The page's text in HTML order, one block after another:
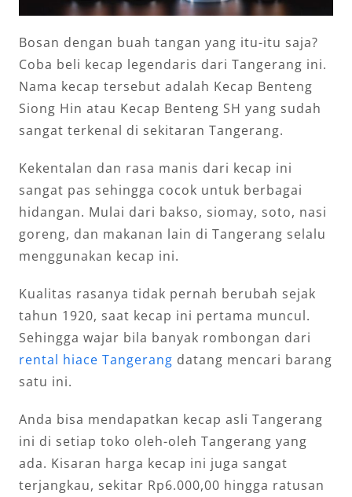
Bosan dengan buah tangan yang itu-itu saja?
Coba beli kecap legendaris dari Tangerang ini.
Nama kecap tersebut adalah Kecap Benteng
Siong Hin atau Kecap Benteng SH yang sudah
sangat terkenal di sekitaran Tangerang.
Kekentalan dan rasa manis dari kecap ini
sangat pas sehingga cocok untuk berbagai
hidangan. Mulai dari bakso, siomay, soto, nasi
goreng, dan makanan lain di Tangerang selalu
menggunakan kecap ini.
Kualitas rasanya tidak pernah berubah sejak
tahun 1920, saat kecap ini pertama muncul.
Sehingga wajar bila banyak rombongan dari
rental hiace Tangerang datang mencari barang
satu ini.
Anda bisa mendapatkan kecap asli Tangerang
ini di setiap toko oleh-oleh Tangerang yang
ada. Kisaran harga kecap ini juga sangat
terjangkau, sekitar Rp6.000,00 hingga ratusan